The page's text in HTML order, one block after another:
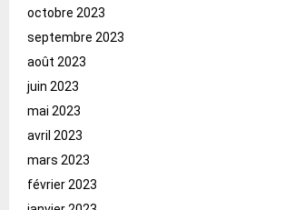
octobre 2023
septembre 2023
août 2023
juin 2023
mai 2023
avril 2023
mars 2023
février 2023